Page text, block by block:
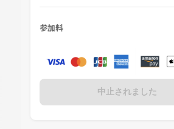
参加料
中止されました